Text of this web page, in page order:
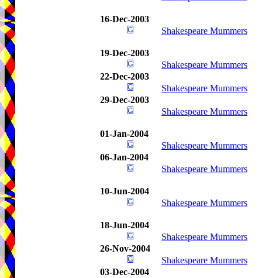
16-Dec-2003
Shakespeare Mummers
19-Dec-2003
Shakespeare Mummers
22-Dec-2003
Shakespeare Mummers
29-Dec-2003
Shakespeare Mummers
01-Jan-2004
Shakespeare Mummers
06-Jan-2004
Shakespeare Mummers
10-Jun-2004
Shakespeare Mummers
18-Jun-2004
Shakespeare Mummers
26-Nov-2004
Shakespeare Mummers
03-Dec-2004